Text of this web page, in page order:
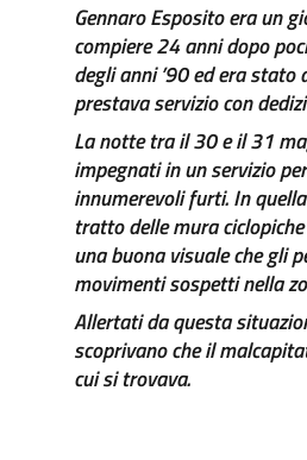
Gennaro Esposito era un
compiere 24 anni dopo
degli anni ’90 ed era
prestava servizio con
La notte tra il 30 e il 31
impegnati in un servizio
innumerevoli furti. In
tratto delle mura
una buona visuale che gli
movimenti sospetti nella
Allertati da questa
scoprivano che il
cui si trovava.